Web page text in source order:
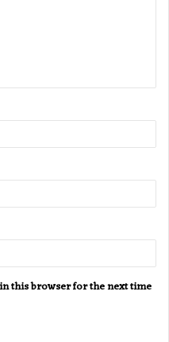
this browser for the next time